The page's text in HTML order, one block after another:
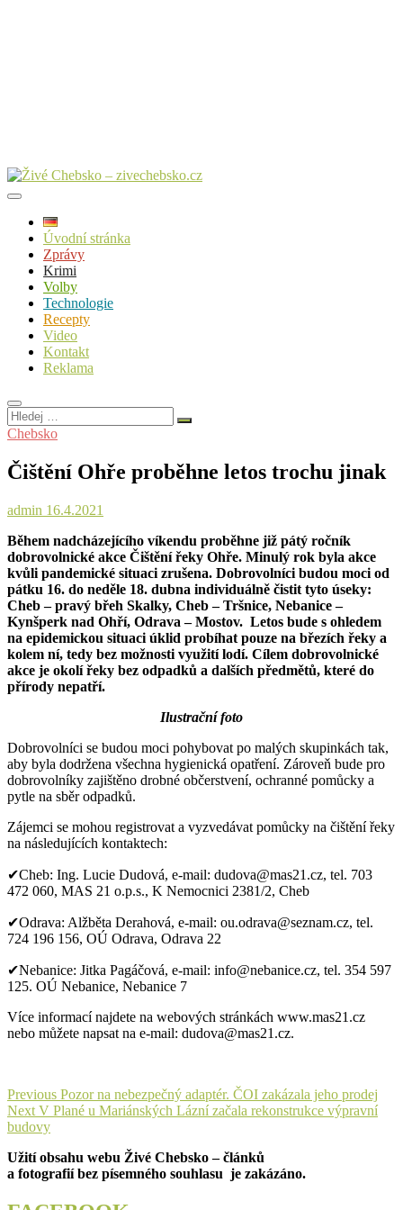
Úvodní stránka
Zprávy
Krimi
Volby
Technologie
Recepty
Video
Kontakt
Reklama
Hledej
…
Chebsko
Čištění Ohře proběhne letos trochu jinak
admin 16.4.2021
Během nadcházejícího víkendu proběhne již pátý ročník
dobrovolnické akce Čištění řeky Ohře. Minulý rok byla akce
kvůli pandemické situaci zrušena. Dobrovolníci budou moci od
pátku 16. do neděle 18. dubna individuálně čistit tyto úseky:
Cheb – pravý břeh Skalky, Cheb – Tršnice, Nebanice –
Kynšperk nad Ohří, Odrava – Mostov. Letos bude s ohledem
na epidemickou situaci úklid probíhat pouze na březích řeky a
kolem ní, tedy bez možnosti využití lodí. Cílem dobrovolnické
akce je okolí řeky bez odpadků a dalších předmětů, které do
přírody nepatří.
Ilustrační foto
Dobrovolníci se budou moci pohybovat po malých skupinkách tak,
aby byla dodržena všechna hygienická opatření. Zároveň bude pro
dobrovolníky zajištěno drobné občerstvení, ochranné pomůcky a
pytle na sběr odpadků.
Zájemci se mohou registrovat a vyzvedávat pomůcky na čištění řeky
na následujících kontaktech:
✔Cheb: Ing. Lucie Dudová, e-mail: dudova@mas21.cz, tel. 703
472 060, MAS 21 o.p.s., K Nemocnici 2381/2, Cheb
✔Odrava: Alžběta Derahová, e-mail: ou.odrava@seznam.cz, tel.
724 196 156, OÚ Odrava, Odrava 22
✔Nebanice: Jitka Pagáčová, e-mail: info@nebanice.cz, tel. 354 597
125. OÚ Nebanice, Nebanice 7
Více informací najdete na webových stránkách www.mas21.cz
nebo můžete napsat na e-mail: dudova@mas21.cz.
Navigace
pro
příspěvek
Previous Previous
post:
Pozor na nebezpečný adaptér. ČOI zakázala jeho prodej
Next Next
post:
V Plané u Mariánských Lázní začala rekonstrukce výpravní
budovy
Užití obsahu webu Živé Chebsko – článků
a fotografií bez písemného souhlasu je zakázáno.